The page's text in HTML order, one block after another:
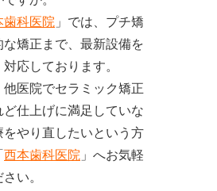
歯科医院 」では、プチ矯
な矯正まで、最新設備を
応しております。
他医院でセラミック矯正
ど仕上げに満足していな
をやり直したいという方
西本歯科医院 」へお気軽
い。